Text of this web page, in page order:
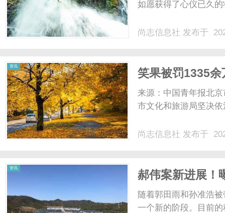
如愿获得了心仪已久
尚志信息社 发布于
资讯
笑果被罚1335
读......
来源：中国青年报北
市文化和旅游局坚决
尚志信息社 发布于
资讯
郝伟案新进展！
江队有望躺冠
随着郭田雨和孙准浩
一个新的阶段。目前